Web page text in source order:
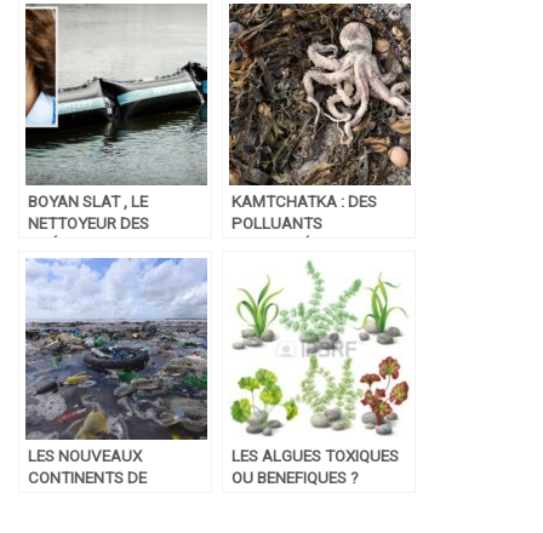
BOYAN SLAT , LE
NETTOYEUR DES
KAMTCHATKA : DES
POLLUANTS
L’EAU, LA RUSSIE OUVRE
UNE ENQUÊTE
LES NOUVEAUX
CONTINENTS DE
LES ALGUES TOXIQUES
OU BENEFIQUES ?